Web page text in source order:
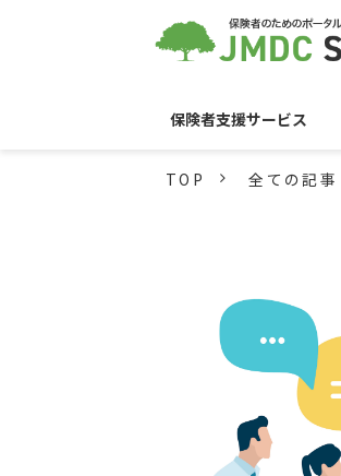
保険者支援サービス
TOP 全ての記事